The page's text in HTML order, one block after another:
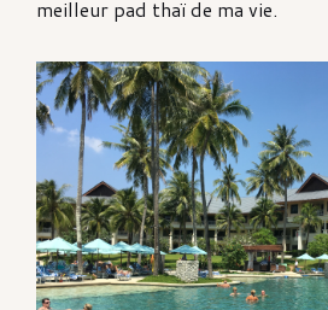
meilleur pad thaï de ma vie.